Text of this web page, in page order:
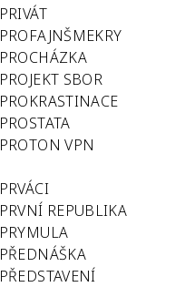
PRIVÁT
PROFAJNŠMEKRY
PROCHÁZKA
PROJEKT SBOR
PROKRASTINACE
PROSTATA
PROTON VPN
PRVÁCI
PRVNÍ REPUBLIKA
PRYMULA
PŘEDNÁŠKA
PŘEDSTAVENÍ